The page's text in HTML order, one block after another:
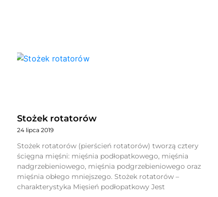
Stożek rotatorów
24 lipca 2019
Stożek rotatorów (pierścień rotatorów) tworzą cztery
ścięgna mięśni: mięśnia podłopatkowego, mięśnia
nadgrzebieniowego, mięśnia podgrzebieniowego oraz
mięśnia obłego mniejszego. Stożek rotatorów –
charakterystyka Mięsień podłopatkowy Jest